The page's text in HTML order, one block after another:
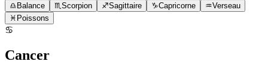
♎ Balance ♏ Scorpion ♐Sagittaire ♑Capricorne ♒Verseau
♓ Poissons
♋
Cancer